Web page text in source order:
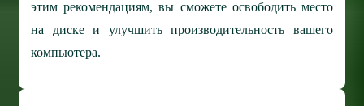
этим рекомендациям, вы сможете освободить место
на диске и улучшить производительность вашего
компьютера.